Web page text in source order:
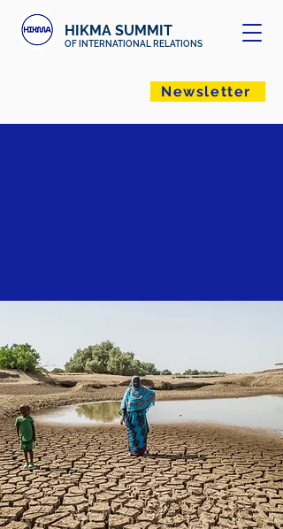
HIKMA SUMMIT
OF INTERNATIONAL RELATIONS
Newsletter